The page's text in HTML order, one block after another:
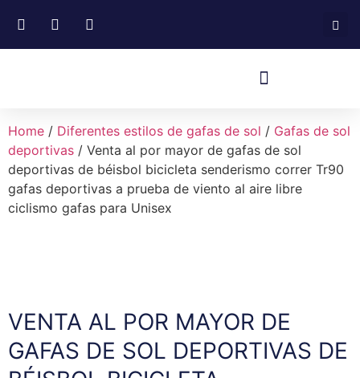
Home / Diferentes estilos de gafas de sol / Gafas de sol
deportivas / Venta al por mayor de gafas de sol
deportivas de béisbol bicicleta senderismo correr Tr90
gafas deportivas a prueba de viento al aire libre
ciclismo gafas para Unisex
VENTA AL POR MAYOR DE
GAFAS DE SOL DEPORTIVAS DE